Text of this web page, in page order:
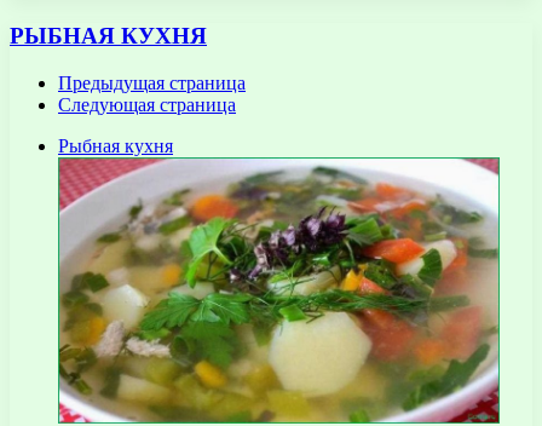
РЫБНАЯ КУХНЯ
Предыдущая страница
Следующая страница
Рыбная кухня